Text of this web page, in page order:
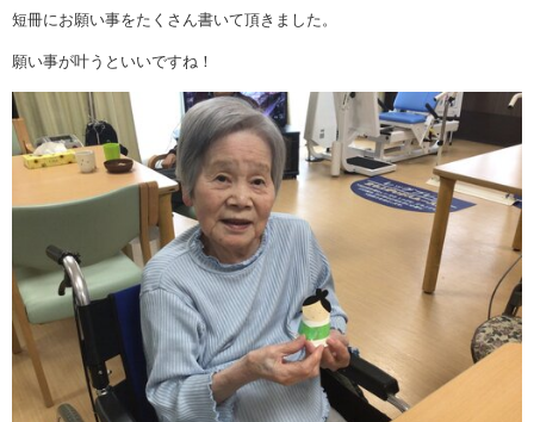
短冊にお願い事をたくさん書いて頂きました。
願い事が叶うといいですね！